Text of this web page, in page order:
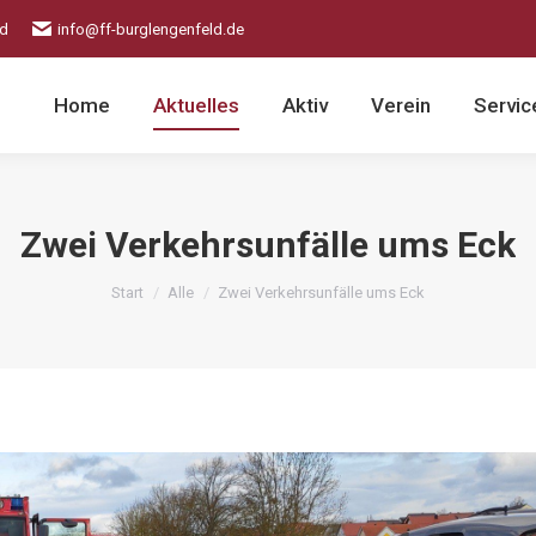
info@ff-burglengenfeld.de
Home Aktuelles Aktiv Verein
Zwei Verkehrsunfälle ums Eck
Sie befinden sich hier:
Start Alle Zwei Verkehrsunfälle ums Eck